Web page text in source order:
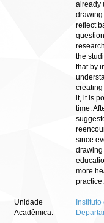
already
drawing
reflect
the
that by
it, it is
time.
since
drawing
more
practice.
Unidade
Acadêmica: